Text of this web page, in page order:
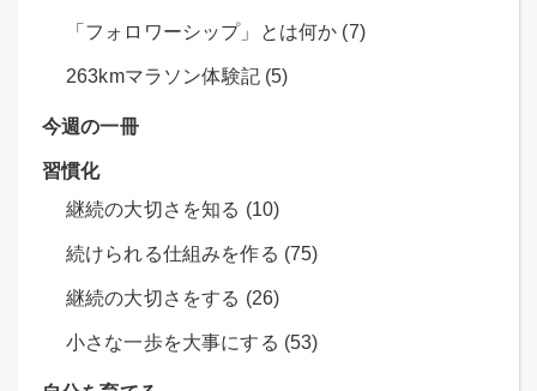
「フォロワーシップ」とは何か (7)
263kmマラソン体験記 (5)
今週の一冊
習慣化
継続の大切さを知る (10)
続けられる仕組みを作る (75)
継続の大切さをする (26)
小さな一歩を大事にする (53)